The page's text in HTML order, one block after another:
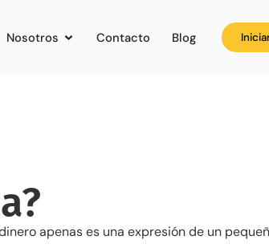
Nosotros Contacto Blog
apenas es una expresión de un